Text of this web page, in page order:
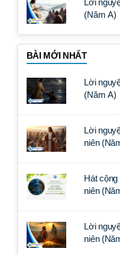
Lời
(Năm A)
BÀI MỚI NHẤT
Lời
(Năm A)
Lời
niên
Hát
niên
Lời
niên